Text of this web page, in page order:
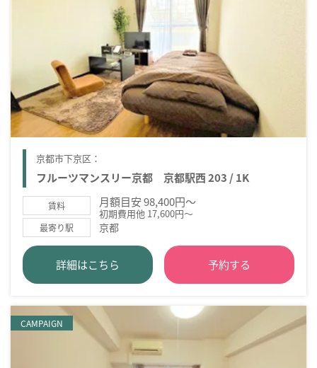
京都市下京区：
フルーツマンスリー京都 京都駅西 203 / 1K
賃料 月額目安 98,400円～
初期費用他 17,600円～
最寄り駅 京都
詳細はこちら 予約する
CAMPAIGN